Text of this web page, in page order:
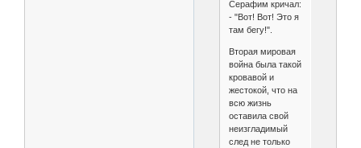
Серафим кричал:
- "Вот! Вот! Это я
там бегу!".
Вторая мировая
война была такой
кровавой и
жестокой, что на
всю жизнь
оставила свой
неизгладимый
след не только